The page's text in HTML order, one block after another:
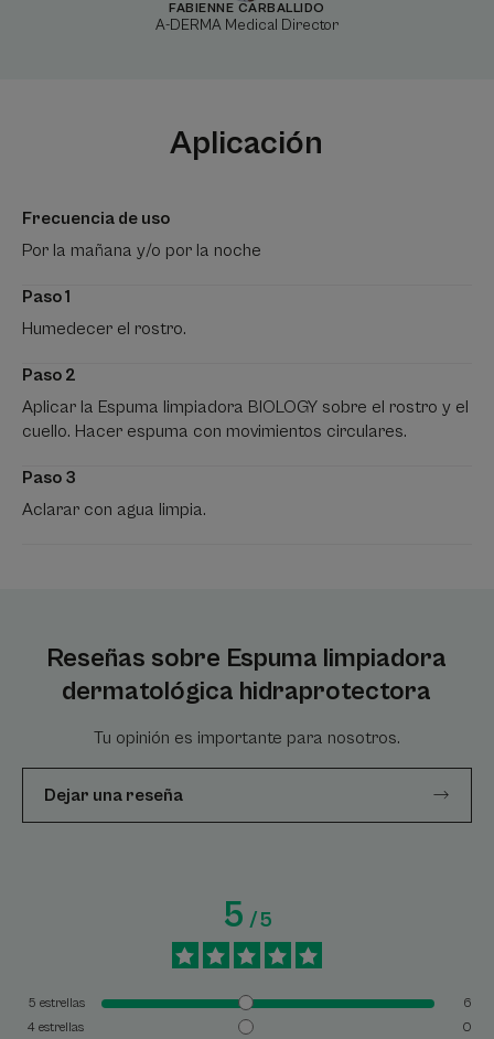
FABIENNE CARBALLIDO
A-DERMA Medical Director
Aplicación
Frecuencia de uso
Por la mañana y/o por la noche
Paso 1
Humedecer el rostro.
Paso 2
Aplicar la Espuma limpiadora BIOLOGY sobre el rostro y el
cuello. Hacer espuma con movimientos circulares.
Paso 3
Aclarar con agua limpia.
Reseñas sobre Espuma limpiadora
dermatológica hidraprotectora
Tu opinión es importante para nosotros.
Dejar una reseña
5/5
5 estrellas
6
4 estrellas
0